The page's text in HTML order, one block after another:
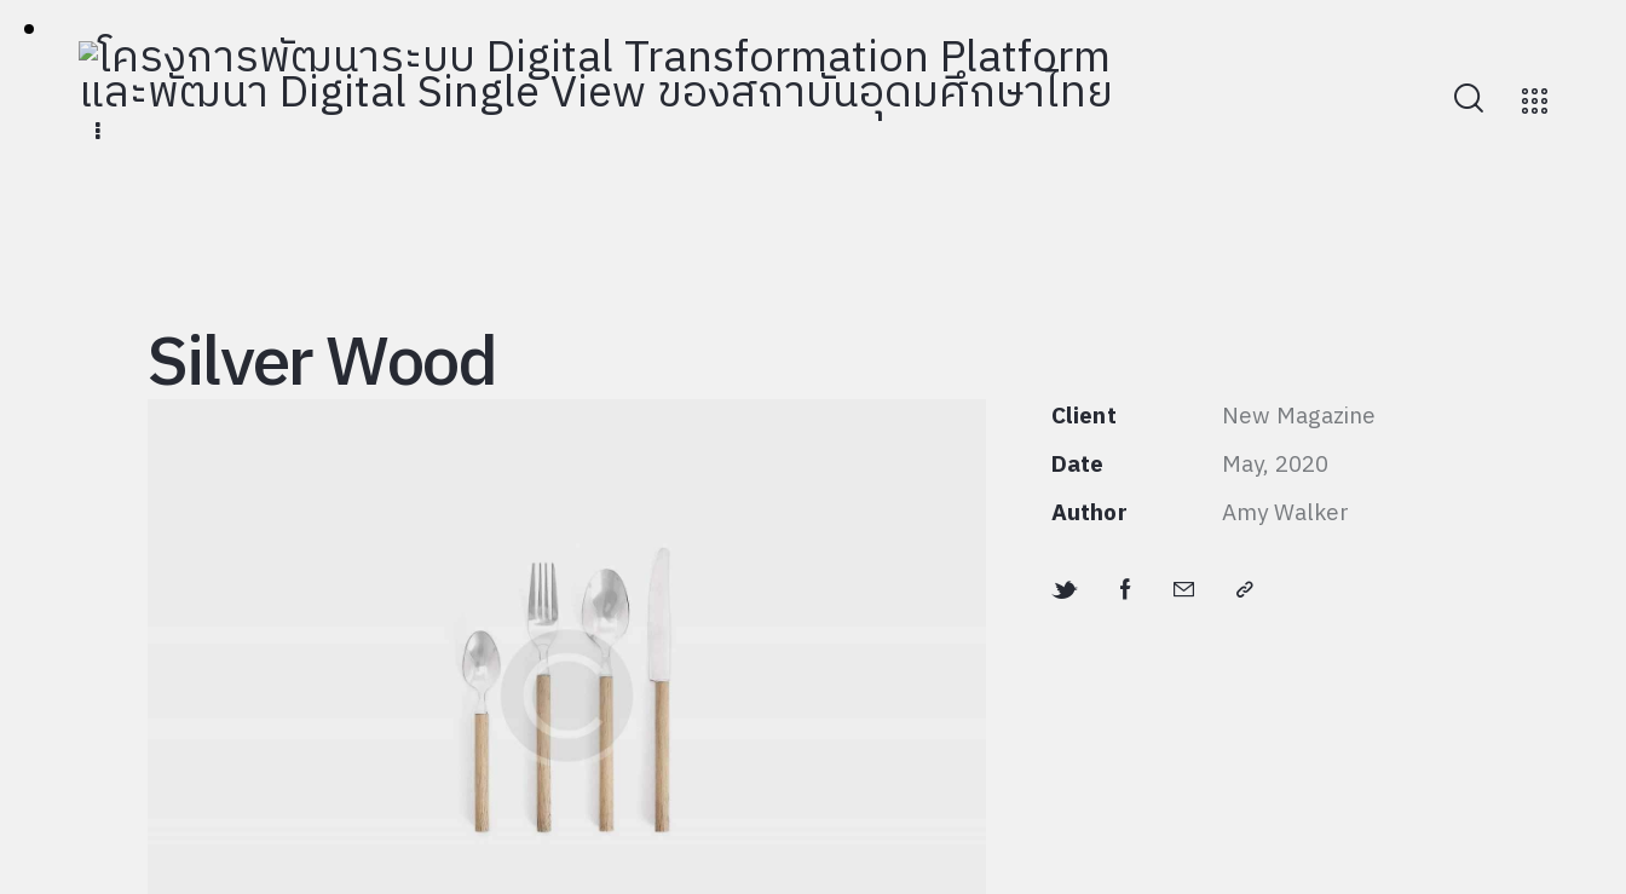
Silver Wood Client
New Magazine
Date
May, 2020
Author
Amy Walker